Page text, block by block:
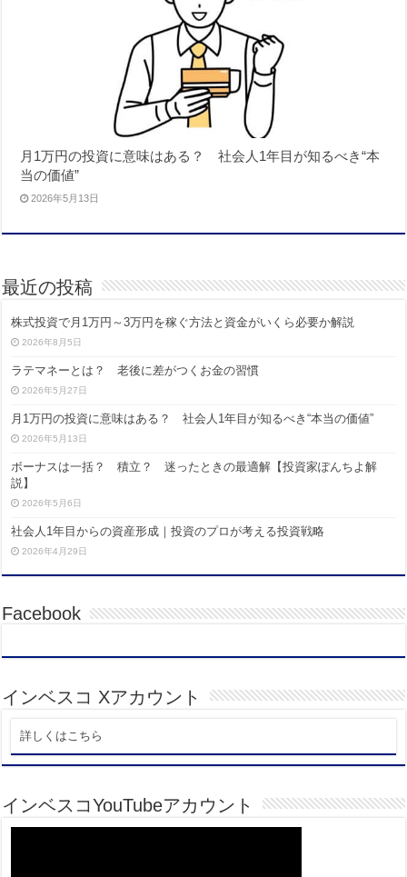
月1万円の投資に意味はある？ 社会人1年目が知るべき“本
当の価値”
2026年5月13日
最近の投稿
株式投資で月1万円～3万円を稼ぐ方法と資金がいくら必要か解説
2026年8月5日
ラテマネーとは？ 老後に差がつくお金の習慣
2026年5月27日
月1万円の投資に意味はある？ 社会人1年目が知るべき“本当の価値”
2026年5月13日
ボーナスは一括？ 積立？ 迷ったときの最適解【投資家ぽんちよ解
説】
2026年5月6日
社会人1年目からの資産形成｜投資のプロが考える投資戦略
2026年4月29日
Facebook
インベスコ Xアカウント
詳しくはこちら
インベスコYouTubeアカウント